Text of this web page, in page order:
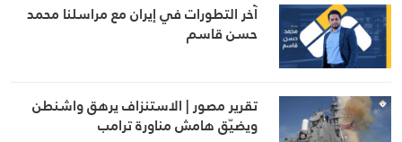
آخر التطورات في إيران مع مراسلنا محمد
حسن قاسم
تقرير مصور | الاستنزاف يرهق واشنطن
ويضيّق هامش مناورة ترامب